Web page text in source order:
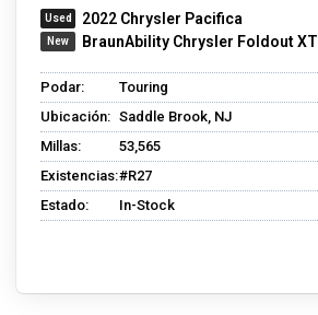
2022 Chrysler Pacifica
BraunAbility Chrysler Foldout XT
Podar:
Touring
Ubicación: Saddle Brook, NJ
Millas:
53,565
Existencias:#R27
Estado:
In-Stock